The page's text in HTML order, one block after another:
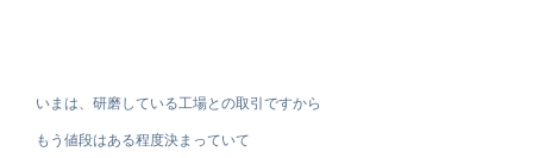
いまは、研磨している工場との取引ですから
もう値段はある程度決まっていて